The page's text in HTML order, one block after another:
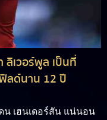
ลิเวอร์พูล เป็นที่
ลด์นาน 12 ปี
น เฮนเดอร์สัน แน่นอน